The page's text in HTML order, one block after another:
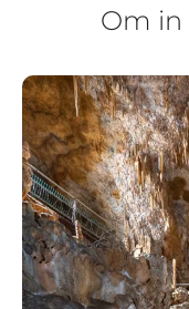
Om in